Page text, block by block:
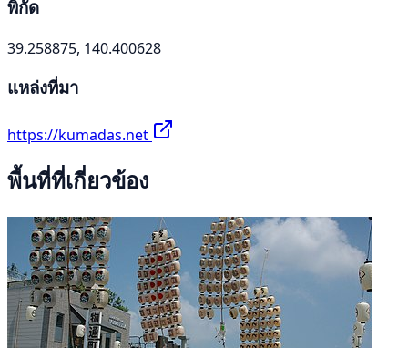
พิกัด
39.258875, 140.400628
แหล่งที่มา
https://kumadas.net
พื้นที่ที่เกี่ยวข้อง